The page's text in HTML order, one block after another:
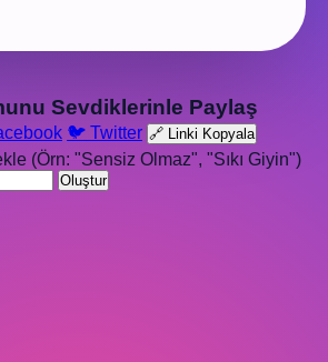
Sevdiklerinle Paylaş
🐦 Twitter 🔗 Linki Kopyala
(Örn: "Sensiz Olmaz", "Sıkı Giyin")
Oluştur